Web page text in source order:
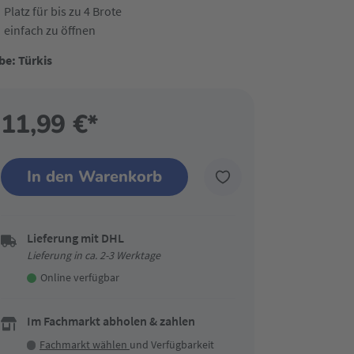
Platz für bis zu 4 Brote
einfach zu öffnen
Türkis
11,99 €*
In den Warenkorb
Lieferung mit DHL
Lieferung in ca. 2-3 Werktage
Online verfügbar
Im Fachmarkt abholen & zahlen
Fachmarkt wählen und Verfügbarkeit